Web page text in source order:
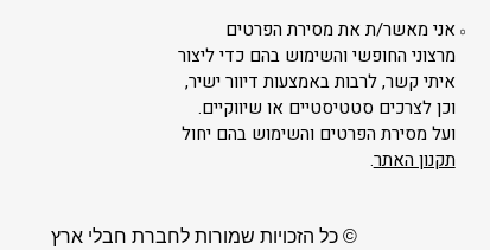
אני מאשר/ת את מסירת הפרטים
מרצוני החופשי והשימוש בהם כדי ליצור
איתי קשר, לרבות באמצעות דיוור ישיר,
וכן לצרכים סטטיסטיים או שיווקיים.
ועל מסירת הפרטים והשימוש בהם יחול
תקנון האתר.
© כל הזכויות שמורות לחברת חבלי ארץ